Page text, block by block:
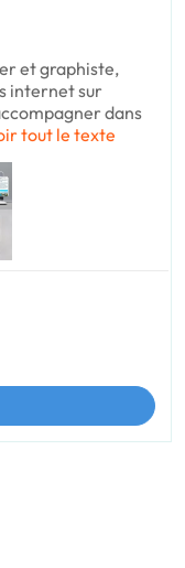
et graphiste,
internet sur
dans
tout le texte